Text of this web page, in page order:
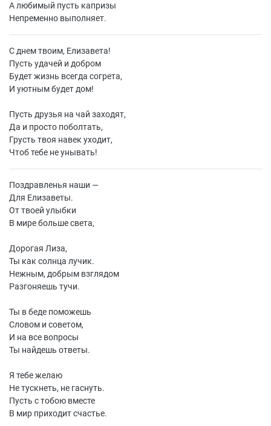
А любимый пусть капризы
Непременно выполняет.
С днем твоим, Елизавета!
Пусть удачей и добром
Будет жизнь всегда согрета,
И уютным будет дом!
Пусть друзья на чай заходят,
Да и просто поболтать,
Грусть твоя навек уходит,
Чтоб тебе не унывать!
Поздравленья наши —
Для Елизаветы.
От твоей улыбки
В мире больше света,
Дорогая Лиза,
Ты как солнца лучик.
Нежным, добрым взглядом
Разгоняешь тучи.
Ты в беде поможешь
Словом и советом,
И на все вопросы
Ты найдешь ответы.
Я тебе желаю
Не тускнеть, не гаснуть.
Пусть с тобою вместе
В мир приходит счастье.